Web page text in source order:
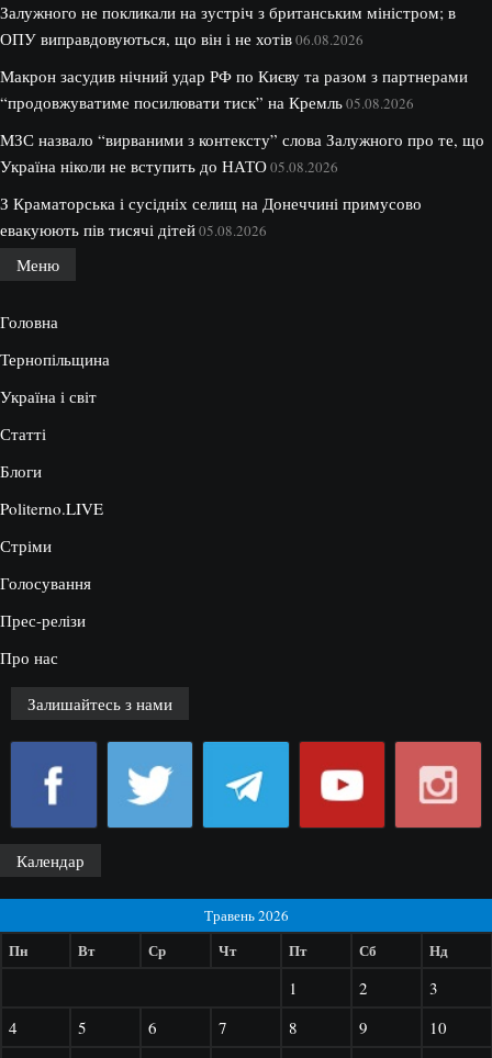
Залужного не покликали на зустріч з британським міністром; в
ОПУ виправдовуються, що він і не хотів06.08.2026
Макрон засудив нічний удар РФ по Києву та разом з партнерами
“продовжуватиме посилювати тиск” на Кремль05.08.2026
МЗС назвало “вирваними з контексту” слова Залужного про те, що
Україна ніколи не вступить до НАТО05.08.2026
З Краматорська і сусідніх селищ на Донеччині примусово
евакуюють пів тисячі дітей05.08.2026
Меню
Головна
Тернопільщина
Україна і світ
Статті
Блоги
Politerno.LIVE
Стріми
Голосування
Прес-релізи
Про нас
Залишайтесь з нами
Календар
Травень 2026
Пн Вт Ср Чт Пт Сб Нд
1 2
3
4
5 6 7 8 9
10